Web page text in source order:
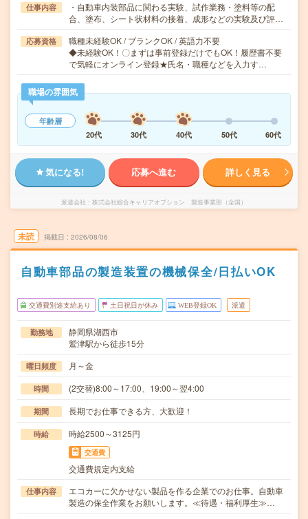
仕事内容
・自動車内装部品に関わる実験、試作業務・塗料等の配
合、塗布、シート状材料の接着、成形などの実験及び評…
応募資格
職種未経験OK / ブランクOK / 英語力不要
◆未経験OK！〇まずは事前登録だけでもOK！履歴書不要
で気軽にオンライン登録★氏名・職種などを入力す…
職場の雰囲気
年齢層
20代
30代 40代 50代 60代
気になる! 応募へ進む 詳しく見る
派遣会社 株式会社綜合キャリアオプション 製造事業部（全国）
未読 掲載日 2026/08/06
自動車部品の製造装置の機械保全/日払いOK
交通費別途支給あり 土日祝日が休み WEB登録OK 派遣
勤務地
静岡県湖西市
鷲津駅から徒歩15分
曜日頻度 月～金
時間 (2交替)8:00～17:00、19:00～翌4:00
期間 長期でお仕事できる方、大歓迎！
時給 時給2500～3125円
交通費
交通費規定内支給
仕事内容
エコカーに欠かせない製品を作る企業でのお仕事。自動車
製造の保全作業をお願いします。≪待遇・福利厚生≫…